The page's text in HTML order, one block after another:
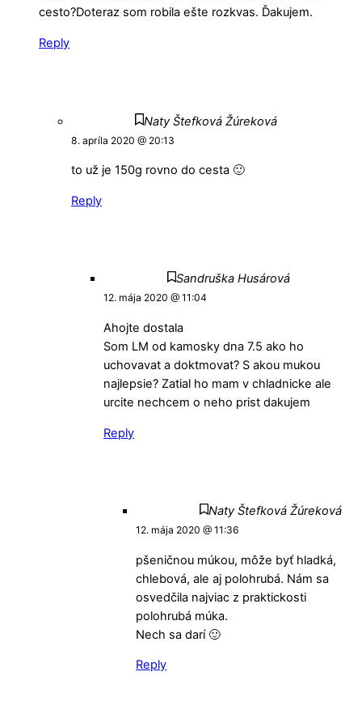
cesto?Doteraz som robila ešte rozkvas. Ďakujem.
Reply
Naty Štefková Žúreková
8. apríla 2020 @ 20:13
to už je 150g rovno do cesta 🙂
Reply
Sandruška Husárová
12. mája 2020 @ 11:04
Ahojte dostala
Som LM od kamosky dna 7.5 ako ho
uchovavat a doktmovat? S akou mukou
najlepsie? Zatial ho mam v chladnicke ale
urcite nechcem o neho prist dakujem
Reply
Naty Štefková Žúreková
12. mája 2020 @ 11:36
pšeničnou múkou, môže byť hladká,
chlebová, ale aj polohrubá. Nám sa
osvedčila najviac z praktickosti
polohrubá múka.
Nech sa darí 🙂
Reply